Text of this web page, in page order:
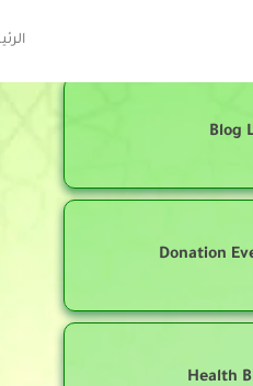
Blog
Donation
Health